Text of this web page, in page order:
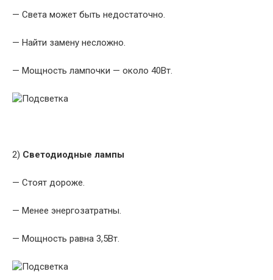
— Света может быть недостаточно.
— Найти замену несложно.
— Мощность лампочки — около 40Вт.
2) Светодиодные лампы
— Стоят дороже.
— Менее энергозатратны.
— Мощность равна 3,5Вт.